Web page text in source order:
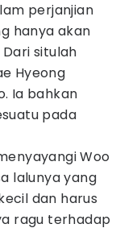
perjanjian
hanya akan
situlah
Hyeong
Ia bahkan
pada
Woo
lalunya yang
dan harus
ragu terhadap